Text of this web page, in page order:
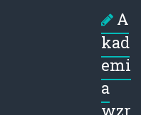
A
kad
emi
a
wzr